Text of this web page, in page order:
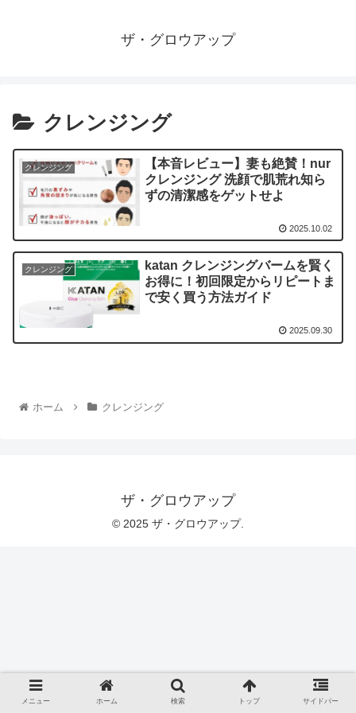
ザ・グロウアップ
クレンジング
クレンジング
【本音レビュー】妻も絶賛！nur
クレンジング 洗顔で肌荒れ知ら
ずの清潔感をゲットせよ
2025.10.02
クレンジング
katan クレンジングバームを賢く
お得に！初回限定からリピートま
で安く買う方法ガイド
2025.09.30
ホーム クレンジング
ザ・グロウアップ
© 2025 ザ・グロウアップ.
メニュー ホーム 検索 トップ サイドバー